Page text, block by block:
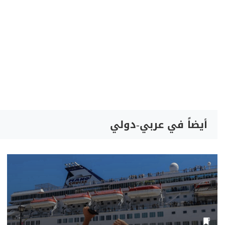
أيضاً في عربي-دولي